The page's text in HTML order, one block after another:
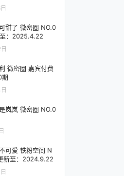
甜了 微密圈 NO.0
：2025.4.22
微密圈 嘉宾付费
期
岚岚 微密圈 NO.0
可爱 铁粉空间 N
新至：2024.9.22